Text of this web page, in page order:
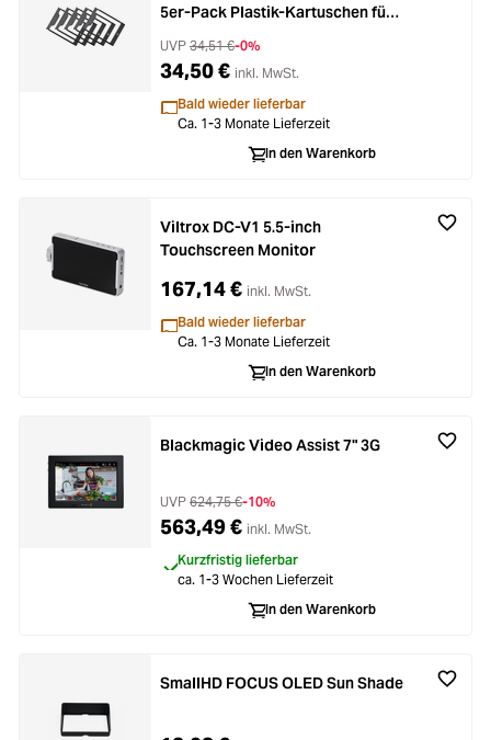
5er-Pack Plastik-Kartuschen für
HDD/SSD
UVP 34,51 €-0%
34,50 € inkl. MwSt.
Bald wieder lieferbar
Ca. 1-3 Monate Lieferzeit
In den Warenkorb
Viltrox DC-V1 5.5-inch
Touchscreen Monitor
167,14 € inkl. MwSt.
Bald wieder lieferbar
Ca. 1-3 Monate Lieferzeit
In den Warenkorb
Blackmagic Video Assist 7" 3G
UVP 624,75 €-10%
563,49 € inkl. MwSt.
Kurzfristig lieferbar
ca. 1-3 Wochen Lieferzeit
In den Warenkorb
SmallHD FOCUS OLED Sun Shade